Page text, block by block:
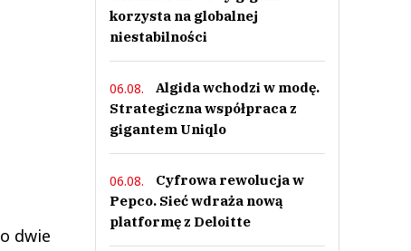
dwie
korzysta na globalnej
niestabilności
06.08.
Algida wchodzi w modę.
Strategiczna współpraca z
gigantem Uniqlo
06.08.
Cyfrowa rewolucja w
Pepco. Sieć wdraża nową
platformę z Deloitte